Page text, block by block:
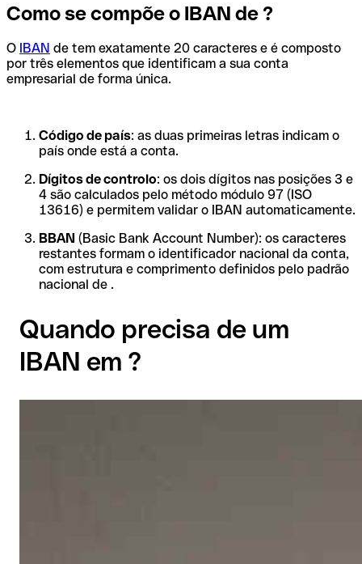
Como se compõe o IBAN de ?
O IBAN de tem exatamente 20 caracteres e é composto
por três elementos que identificam a sua conta
empresarial de forma única.
Código de país: as duas primeiras letras indicam o
país onde está a conta.
Dígitos de controlo: os dois dígitos nas posições 3 e
4 são calculados pelo método módulo 97 (ISO
13616) e permitem validar o IBAN automaticamente.
BBAN (Basic Bank Account Number): os caracteres
restantes formam o identificador nacional da conta,
com estrutura e comprimento definidos pelo padrão
nacional de .
Quando precisa de um
IBAN em ?